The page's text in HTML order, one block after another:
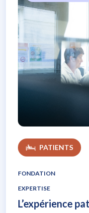
PATIENTS
FONDATION
EXPERTISE
L’expérience